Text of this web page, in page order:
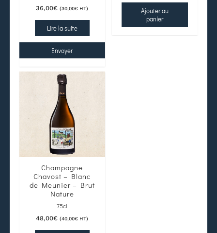
36,00€ (30,00€ HT)
Lire la suite
Envoyer
Ajouter au
panier
Champagne
Chavost – Blanc
de Meunier – Brut
Nature
75cl
48,00€ (40,00€ HT)